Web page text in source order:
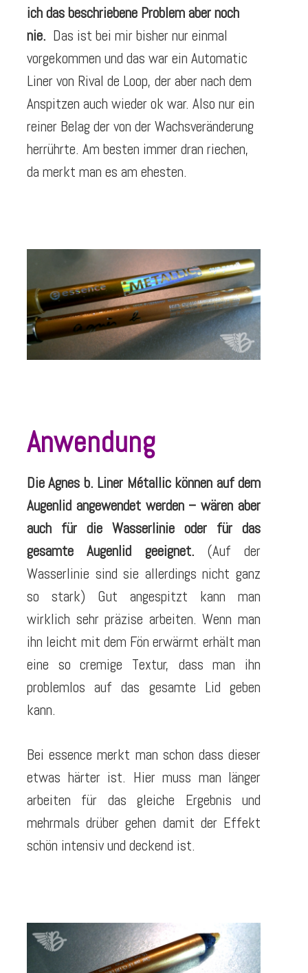
ich das beschriebene Problem aber noch
nie. Das ist bei mir bisher nur einmal
vorgekommen und das war ein Automatic
Liner von Rival de Loop, der aber nach dem
Anspitzen auch wieder ok war. Also nur ein
reiner Belag der von der Wachsveränderung
herrührte. Am besten immer dran riechen,
da merkt man es am ehesten.
Anwendung
Die Agnes b. Liner Métallic können auf dem
Augenlid angewendet werden – wären aber
auch für die Wasserlinie oder für das
gesamte Augenlid geeignet. (Auf der
Wasserlinie sind sie allerdings nicht ganz
so stark) Gut angespitzt kann man
wirklich sehr präzise arbeiten. Wenn man
ihn leicht mit dem Fön erwärmt erhält man
eine so cremige Textur, dass man ihn
problemlos auf das gesamte Lid geben
kann.
Bei essence merkt man schon dass dieser
etwas härter ist. Hier muss man länger
arbeiten für das gleiche Ergebnis und
mehrmals drüber gehen damit der Effekt
schön intensiv und deckend ist.